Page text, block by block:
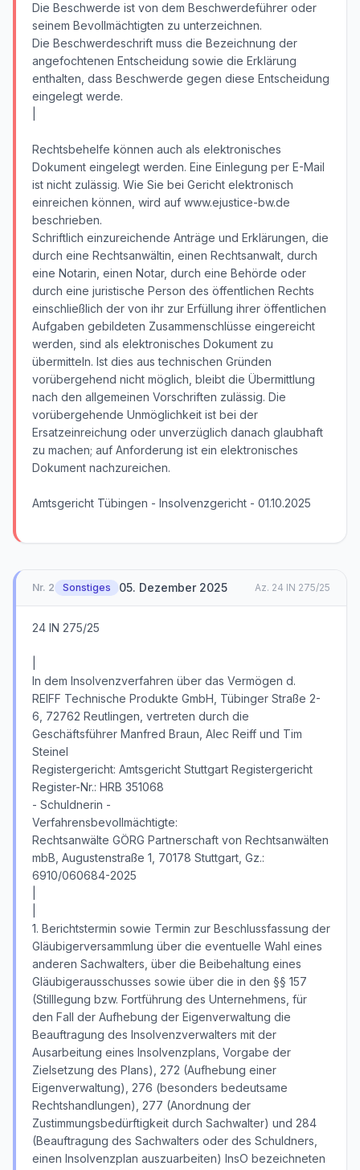
Die Beschwerde ist von dem Beschwerdeführer oder
seinem Bevollmächtigten zu unterzeichnen.
Die Beschwerdeschrift muss die Bezeichnung der
angefochtenen Entscheidung sowie die Erklärung
enthalten, dass Beschwerde gegen diese Entscheidung
eingelegt werde.
Rechtsbehelfe können auch als elektronisches
Dokument eingelegt werden. Eine Einlegung per E-Mail
ist nicht zulässig. Wie Sie bei Gericht elektronisch
einreichen können, wird auf www.ejustice-bw.de
beschrieben.
Schriftlich einzureichende Anträge und Erklärungen, die
durch eine Rechtsanwältin, einen Rechtsanwalt, durch
eine Notarin, einen Notar, durch eine Behörde oder
durch eine juristische Person des öffentlichen Rechts
einschließlich der von ihr zur Erfüllung ihrer öffentlichen
Aufgaben gebildeten Zusammenschlüsse eingereicht
werden, sind als elektronisches Dokument zu
übermitteln. Ist dies aus technischen Gründen
vorübergehend nicht möglich, bleibt die Übermittlung
nach den allgemeinen Vorschriften zulässig. Die
vorübergehende Unmöglichkeit ist bei der
Ersatzeinreichung oder unverzüglich danach glaubhaft
zu machen; auf Anforderung ist ein elektronisches
Dokument nachzureichen.
Amtsgericht Tübingen - Insolvenzgericht - 01.10.2025
Nr. 2 Sonstiges 05. Dezember 2025 Az. 24 IN 275/25
24 IN 275/25
In dem Insolvenzverfahren über das Vermögen d.
REIFF Technische Produkte GmbH, Tübinger Straße 2-
6, 72762 Reutlingen, vertreten durch die
Geschäftsführer Manfred Braun, Alec Reiff und Tim
Steinel
Registergericht: Amtsgericht Stuttgart Registergericht
Register-Nr.: HRB 351068
- Schuldnerin -
Verfahrensbevollmächtigte:
Rechtsanwälte GÖRG Partnerschaft von Rechtsanwälten
mbB, Augustenstraße 1, 70178 Stuttgart, Gz.:
6910/060684-2025
1. Berichtstermin sowie Termin zur Beschlussfassung der
Gläubigerversammlung über die eventuelle Wahl eines
anderen Sachwalters, über die Beibehaltung eines
Gläubigerausschusses sowie über die in den §§ 157
(Stilllegung bzw. Fortführung des Unternehmens, für
den Fall der Aufhebung der Eigenverwaltung die
Beauftragung des Insolvenzverwalters mit der
Ausarbeitung eines Insolvenzplans, Vorgabe der
Zielsetzung des Plans), 272 (Aufhebung einer
Eigenverwaltung), 276 (besonders bedeutsame
Rechtshandlungen), 277 (Anordnung der
Zustimmungsbedürftigkeit durch Sachwalter) und 284
(Beauftragung des Sachwalters oder des Schuldners,
einen Insolvenzplan auszuarbeiten) InsO bezeichneten